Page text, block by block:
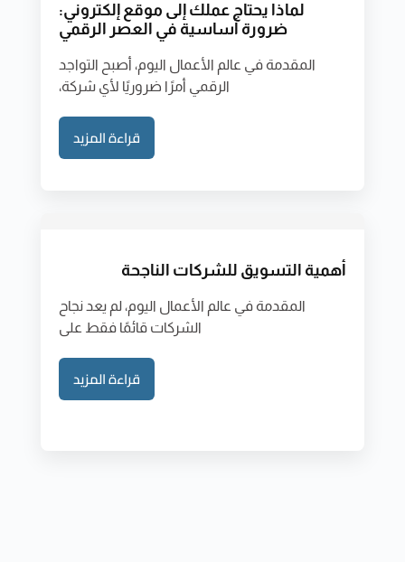
لماذا يحتاج عملك إلى موقع إلكتروني:
ضرورة أساسية في العصر الرقمي
المقدمة في عالم الأعمال اليوم، أصبح التواجد
الرقمي أمرًا ضروريًا لأي شركة،
قراءة المزيد
أهمية التسويق للشركات الناجحة
المقدمة في عالم الأعمال اليوم، لم يعد نجاح
الشركات قائمًا فقط على
قراءة المزيد